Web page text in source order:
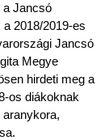
a Jancsó
2018/2019-es
Jancsó
Megye
hirdeti meg a
os diákoknak